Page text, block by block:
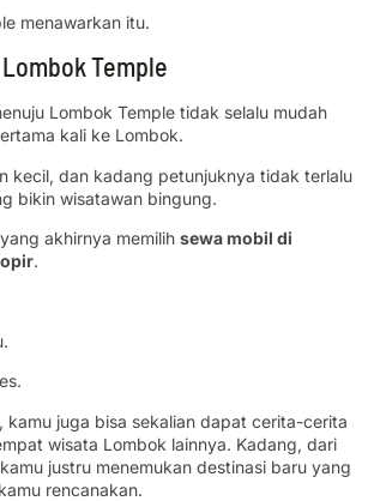
menawarkan itu.
Temple
Lombok Temple tidak selalu mudah
kali ke Lombok.
kecil, dan kadang petunjuknya tidak terlalu
bikin wisatawan bingung.
akhirnya memilih sewa mobil di
.
kamu juga bisa sekalian dapat cerita-cerita
wisata Lombok lainnya. Kadang, dari
justru menemukan destinasi baru yang
rencanakan.